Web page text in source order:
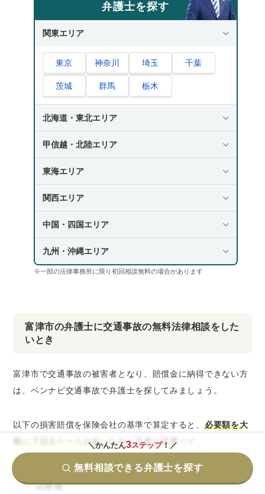
弁護士を探す
関東エリア
東京 神奈川 埼玉 千葉
茨城 群馬 栃木
北海道・東北エリア
甲信越・北陸エリア
東海エリア
関西エリア
中国・四国エリア
九州・沖縄エリア
※一部の法律事務所に限り初回相談無料の場合があります
富津市の弁護士に交通事故の無料法律相談をした
いとき
富津市で交通事故の被害者となり、賠償金に納得できない方
は、ベンナビ交通事故で弁護士を探してみましょう。
以下の損害賠償を保険会社の基準で算定すると、 必要額を大
幅に下回るケースが多いため、注意が必要
治療費
＼かんたん3ステップ！／
無料相談できる弁護士を探す